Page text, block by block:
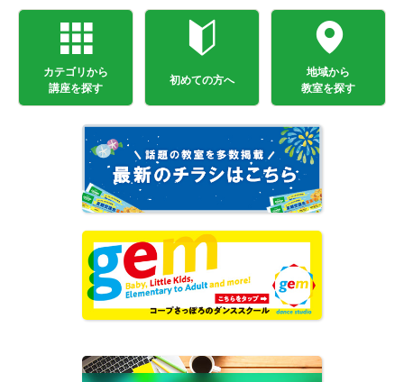
カテゴリから
講座を探す
初めての方へ
地域から
教室を探す